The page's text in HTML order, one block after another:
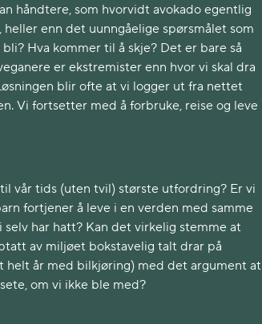
håndtere, som hvorvidt avokado egentlig
enn det uunngåelige spørsmålet som
Hva kommer til å skje? Det er bare så
er ekstremister enn hvor vi skal dra
blir ofte at vi logger ut fra nettet
Vi fortsetter med å forbruke, reise og leve
vår tids (uten tvil) største utfordring? Er vi
fortjener å leve i en verden med samme
har hatt? Kan det virkelig stemme at
av miljøet bokstavelig talt drar på
helt år med bilkjøring) med det argument at
om vi ikke ble med?